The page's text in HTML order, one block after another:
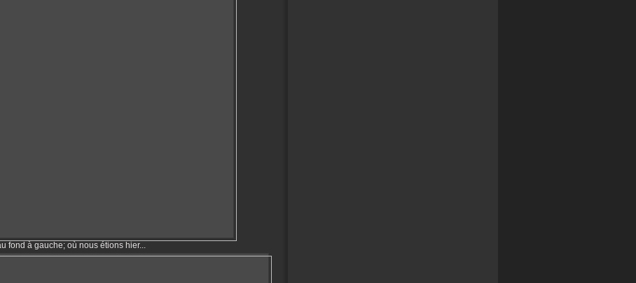
fond à gauche; où nous étions hier...